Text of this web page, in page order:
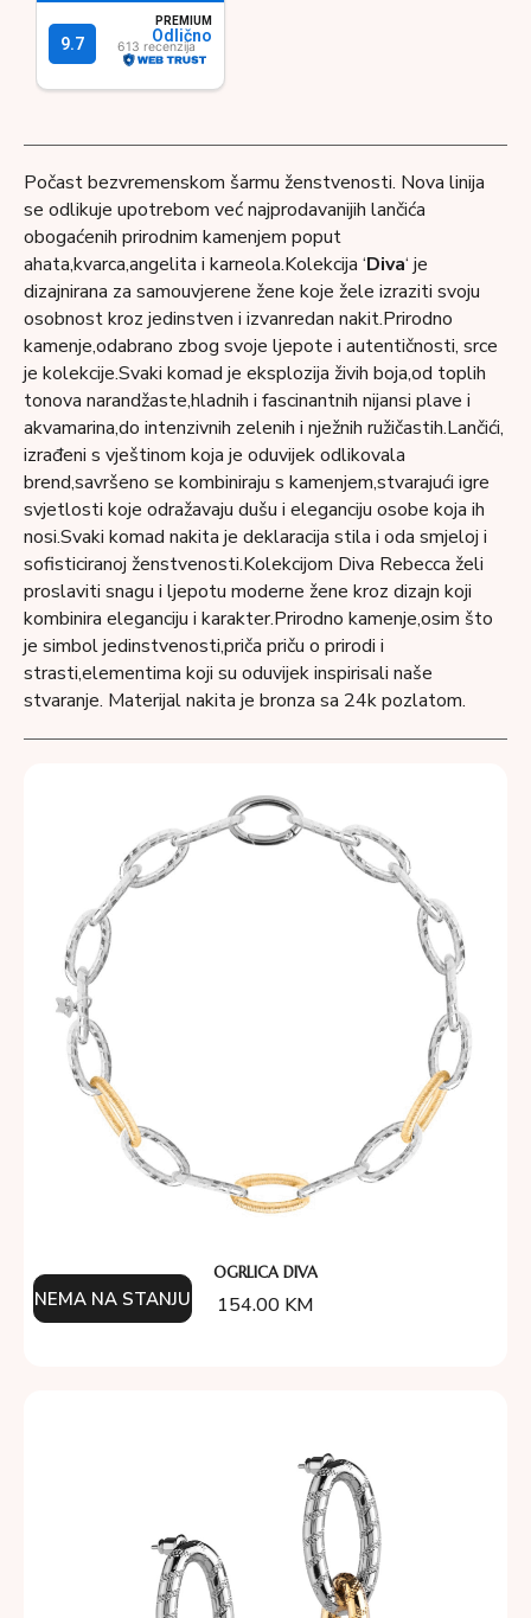
Počast bezvremenskom šarmu ženstvenosti. Nova linija
se odlikuje upotrebom već najprodavanijih lančića
obogaćenih prirodnim kamenjem poput
ahata,kvarca,angelita i karneola.Kolekcija ‘Diva‘ je
dizajnirana za samouvjerene žene koje žele izraziti svoju
osobnost kroz jedinstven i izvanredan nakit.Prirodno
kamenje,odabrano zbog svoje ljepote i autentičnosti, srce
je kolekcije.Svaki komad je eksplozija živih boja,od toplih
tonova narandžaste,hladnih i fascinantnih nijansi plave i
akvamarina,do intenzivnih zelenih i nježnih ružičastih.Lančići,
izrađeni s vještinom koja je oduvijek odlikovala
brend,savršeno se kombiniraju s kamenjem,stvarajući igre
svjetlosti koje odražavaju dušu i eleganciju osobe koja ih
nosi.Svaki komad nakita je deklaracija stila i oda smjeloj i
sofisticiranoj ženstvenosti.Kolekcijom Diva Rebecca želi
proslaviti snagu i ljepotu moderne žene kroz dizajn koji
kombinira eleganciju i karakter.Prirodno kamenje,osim što
je simbol jedinstvenosti,priča priču o prirodi i
strasti,elementima koji su oduvijek inspirisali naše
stvaranje. Materijal nakita je bronza sa 24k pozlatom.
OGRLICA DIVA
154.00 KM
NEMA NA STANJU